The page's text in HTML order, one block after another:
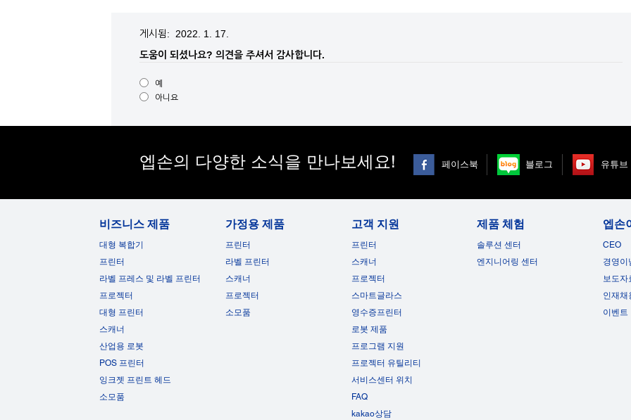
게시됨: 2022. 1. 17.
도움이 되셨나요? 의견을 주셔서 감사합니다.
예
아니요
엡손의 다양한 소식을 만나보세요! 페이스북 블로그 유튜브
비즈니스 제품
대형 복합기
프린터
라벨 프레스 및 라벨 프린터
프로젝터
대형 프린터
스캐너
산업용 로봇
POS 프린터
잉크젯 프린트 헤드
소모품
가정용 제품
프린터
라벨 프린터
스캐너
프로젝터
소모품
고객 지원
프린터
스캐너
프로젝터
스마트글라스
영수증프린터
로봇 제품
프로그램 지원
프로젝터 유틸리티
서비스센터 위치
FAQ
kakao상담
제품 체험
솔루션 센터
엔지니어링 센터
엡손
CEO
경영이
보도자
인재채
이벤트